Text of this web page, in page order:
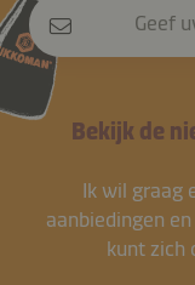
Geef
Bekijk de
Ik wil graag
aanbiedingen
kunt zich